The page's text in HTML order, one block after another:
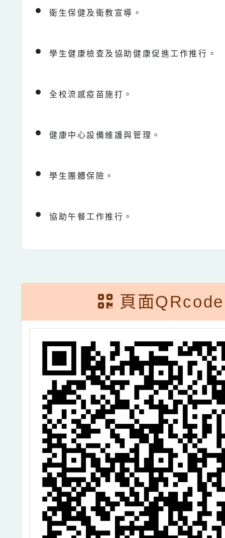
衛生保健及衛教宣導。
學生健康檢查及協助健康促進工作推行。
全校流感疫苗施打。
健康中心設備維護與管理。
學生團體保險。
協助午餐工作推行。
頁面QRcode